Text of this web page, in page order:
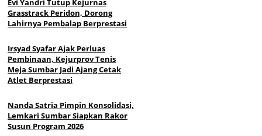
Evi Yandri Tutup Kejurnas
Grasstrack Peridon, Dorong
Lahirnya Pembalap Berprestasi
Irsyad Syafar Ajak Perluas
Pembinaan, Kejurprov Tenis
Meja Sumbar Jadi Ajang Cetak
Atlet Berprestasi
Nanda Satria Pimpin Konsolidasi,
Lemkari Sumbar Siapkan Rakor
Susun Program 2026